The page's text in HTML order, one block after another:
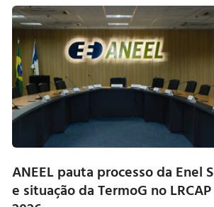
ANEEL pauta processo da Enel
e situação da TermoG no LRCAP